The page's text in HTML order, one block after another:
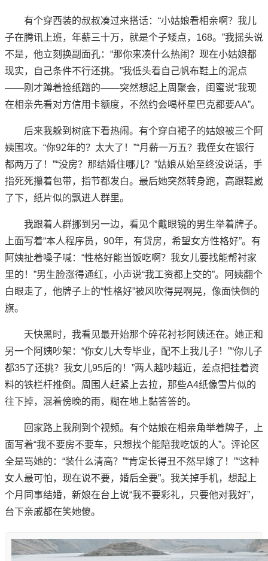
有个穿西装的叔叔凑过来搭话：“小姑娘看相亲啊？我儿
子在腾讯上班，年薪三十万，就是个子矮点，168。”我摇头说
不是，他立刻换副面孔：“那你来凑什么热闹？现在小姑娘都
现实，自己条件不行还挑。”我低头看自己帆布鞋上的泥点
——刚才蹲着捡纸蹭的——突然想起上周聚会，闺蜜说“我现
在相亲先看对方信用卡额度，不然约会喝杯星巴克都要AA”。
后来我躲到树底下看热闹。有个穿白裙子的姑娘被三个阿
姨围攻。“你92年的？太大了！”“月薪一万五？我侄女在银行
都两万了！”“没房？那结婚住哪儿？”姑娘从始至终没说话，手
指死死攥着包带，指节都发白。最后她突然转身跑，高跟鞋崴
了下，纸片似的飘进人群里。
我跟着人群挪到另一边，看见个戴眼镜的男生举着牌子。
上面写着“本人程序员，90年，有贷房，希望女方性格好”。有
阿姨扯着嗓子喊：“性格好能当饭吃啊？我女儿要找能帮衬家
里的！”男生脸涨得通红，小声说“我工资都上交的”。阿姨翻个
白眼走了，他牌子上的“性格好”被风吹得晃啊晃，像面快倒的
旗。
天快黑时，我看见最开始那个碎花衬衫阿姨还在。她正和
另一个阿姨吵架：“你女儿大专毕业，配不上我儿子！”“你儿子
都35了还挑？我女儿95后的！”两人越吵越近，差点把挂着资
料的铁栏杆推倒。周围人赶紧上去拉，那些A4纸像雪片似的
往下掉，混着傍晚的雨，糊在地上黏答答的。
回家路上我刷到个视频。有个姑娘在相亲角举着牌子，上
面写着“我不要房不要车，只想找个能陪我吃饭的人”。评论区
全是骂她的：“装什么清高？”“肯定长得丑不然早嫁了！”“这种
女人最可怕，现在说不要，婚后全要”。我关掉手机，想起上
个月同事结婚，新娘在台上说“我不要彩礼，只要他对我好”，
台下亲戚都在笑她傻。